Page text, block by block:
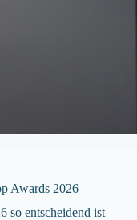
Awards 2026
so entscheidend ist